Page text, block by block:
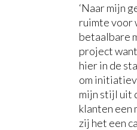
‘Naar mijn
ruimte voor
betaalbare
project
hier in de
om
mijn stijl uit
klanten een
zij het een